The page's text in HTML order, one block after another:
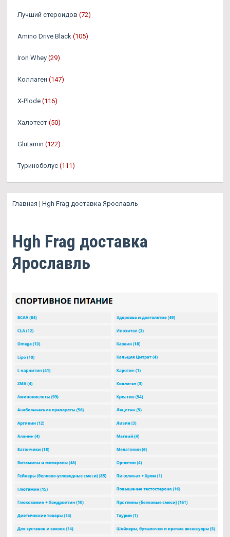
Лучший стероидов (72)
Amino Drive Black (105)
Iron Whey (29)
Коллаген (147)
X-Plode (116)
Халотест (50)
Glutamin (122)
Туриноболус (111)
Главная | Hgh Frag доставка Ярославль
Hgh Frag доставка
Ярославль